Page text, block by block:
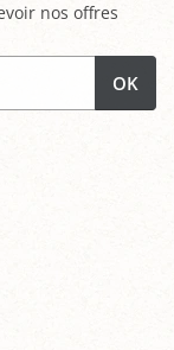
nos offres
OK